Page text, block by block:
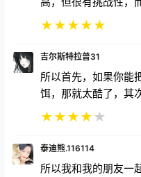
★★★★★
所以首先，如果你能
饵，那就太酷了，其
★★★★★
所以我和我的朋友一
人作呕的游戏 1????